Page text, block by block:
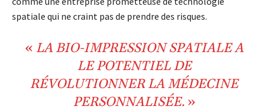
spatiale qui ne craint pas de prendre des risques.
« LABIO-IMPRESSIONSPATIALE A
LE POTENTIEL DE
RÉVOLUTIONNERLAMÉDECINE
PERSONNALISÉE. »